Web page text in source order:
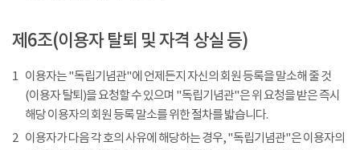
제6조(이용자 탈퇴 및 자격 상실 등)
1 이용자는 "독립기념관"에 언제든지 자신의 회원 등록을 말소해 줄 것
(이용자 탈퇴)을 요청할 수 있으며 "독립기념관"은 위 요청을 받은 즉시
해당 이용자의 회원 등록 말소를 위한 절차를 밟습니다.
2 이용자가 다음 각 호의 사유에 해당하는 경우, "독립기념관"은 이용자의